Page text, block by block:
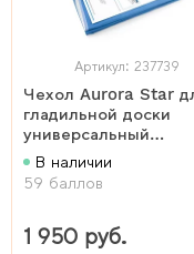
Артикул: 237739
Чехол Aurora Star
гладильной доски
универсальный
износостойкий
В наличии
59 баллов
1 950 руб.